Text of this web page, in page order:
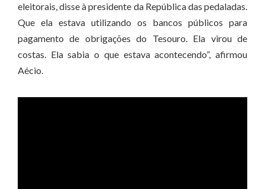
eleitorais, disse à presidente da República das pedaladas.
Que ela estava utilizando os bancos públicos para
pagamento de obrigações do Tesouro. Ela virou de
costas. Ela sabia o que estava acontecendo”, afirmou
Aécio.